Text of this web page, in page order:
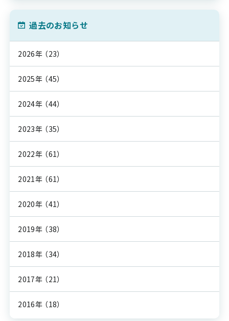
過去のお知らせ
2026年 （23）
2025年 （45）
2024年 （44）
2023年 （35）
2022年 （61）
2021年 （61）
2020年 （41）
2019年 （38）
2018年 （34）
2017年 （21）
2016年 （18）